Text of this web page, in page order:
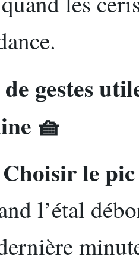
gestes
🧺
Choisir le
l’étal